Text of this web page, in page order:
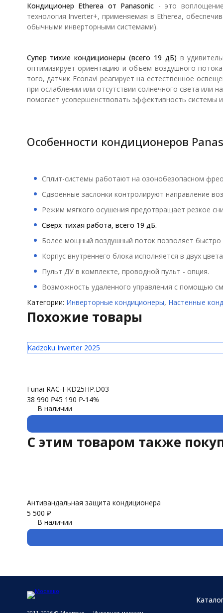
Кондиционер Etherea от Panasonic - это
технология Inverter+, применяемая в Etherea,
обычными инверторными системами).
Супер тихие кондиционеры (всего 19 дБ) в
оптимизирует ориентацию и объем воздушного
того, датчик Econavi реагирует на естественное
при ослаблении или отсутствии солнечного света или
помогает усовершенствовать эффективность системы
Особенности кондиционеров
Сплит-системы работают на озонобезопасном
Сдвоенные заслонки контролируют направление
Режим мягкого осушения предотвращает резкое
Сверх тихая работа, всего 19 дБ.
Более мощный воздушный поток позволяет быстро
Корпус внутреннего блока исполняется в двух
Пульт ДУ в комплекте, проводной пульт - опция.
Возможность удаленного управления с помощью
Категории: Инверторные кондиционеры, Настенные
Похожие товары
Kadzoku Inverter 2025
Funai RAC-I-KD25HP.D03
38 990 ₽45 190 ₽-14%
В наличии
C этим товаром также
Антивандальная защита кондиционера
5 500 ₽
В наличии